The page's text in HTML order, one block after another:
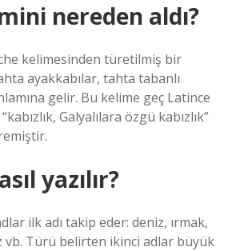
nereden aldı?
kelimesinden türetilmiş bir
ayakkabılar, tahta tabanlı
gelir. Bu kelime geç Latince
Galyalılara özgü kabızlık”
yazılır?
ilk adı takip eder: deniz, ırmak,
vb. Türü belirten ikinci adlar büyük